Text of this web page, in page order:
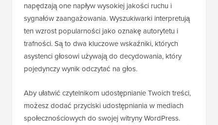
napędzają one napływ wysokiej jakości ruchu i
sygnałów zaangażowania. Wyszukiwarki interpretują
ten wzrost popularności jako oznakę autorytetu i
trafności. Są to dwa kluczowe wskaźniki, których
asystenci głosowi używają do decydowania, który
pojedynczy wynik odczytać na głos.
Aby ułatwić czytelnikom udostępnianie Twoich treści,
możesz dodać przyciski udostępniania w mediach
społecznościowych do swojej witryny WordPress.